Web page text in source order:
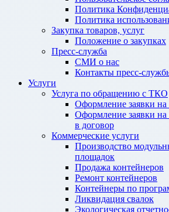
Политика
Политика
Закупка товаров, услуг
Положение о закупках
Пресс-служба
СМИ о нас
Контакты пресс-
Услуги
Услуга по обращению с ТКО
Оформление заявки на
Оформление заявки
в договор
Коммерческие услуги
Производство
площадок
Продажа контейнеров
Ремонт контейнеров
Контейнеры по
Ликвидация свалок
Экологическая